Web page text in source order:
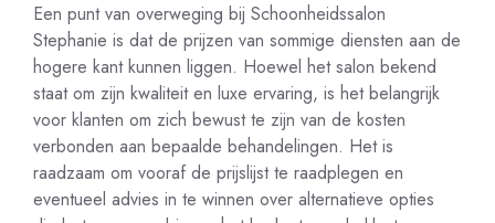
Een punt van overweging bij Schoonheidssalon
Stephanie is dat de prijzen van sommige diensten aan de
hogere kant kunnen liggen. Hoewel het salon bekend
staat om zijn kwaliteit en luxe ervaring, is het belangrijk
voor klanten om zich bewust te zijn van de kosten
verbonden aan bepaalde behandelingen. Het is
raadzaam om vooraf de prijslijst te raadplegen en
eventueel advies in te winnen over alternatieve opties